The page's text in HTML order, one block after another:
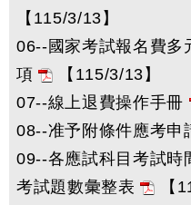
【115/3/13】
06--國家考試報名費多
項
【115/3/13】
07--線上退費操作手冊
08--准予附條件應考
09--各應試科目考試時
考試題數彙整表
【